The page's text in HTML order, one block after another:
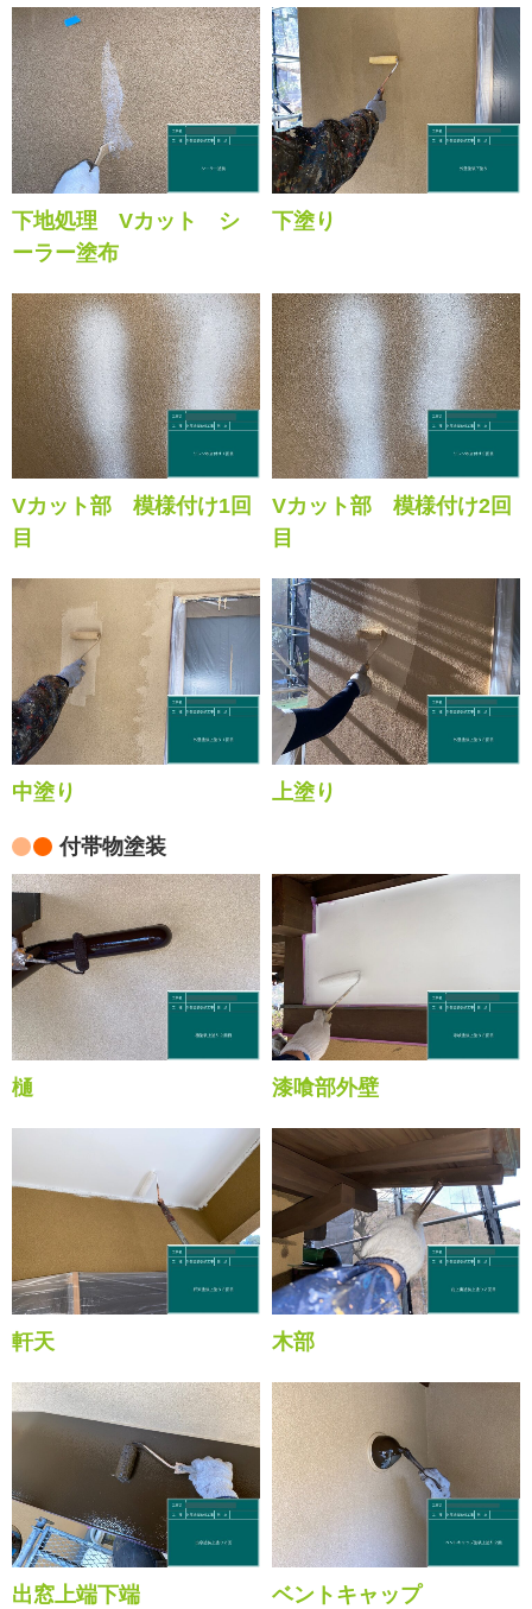
下地処理 Vカット シ
ーラー塗布
下塗り
Vカット部 模様付け1回
目
Vカット部 模様付け2回
目
中塗り 上塗り
付帯物塗装
樋 漆喰部外壁
軒天 木部
出窓上端下端 ベントキャップ